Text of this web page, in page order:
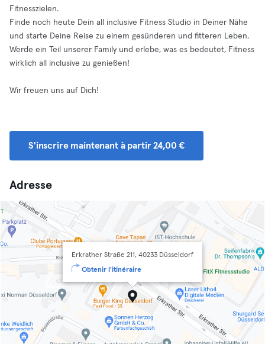
Fitnesszielen.
Finde noch heute Dein all inclusive Fitness Studio in Deiner Nähe
und starte Deine Reise zu einem gesünderen und fitteren Leben.
Werde ein Teil unserer Family und erlebe, was es bedeutet, Fitness
wirklich all inclusive zu genießen!
Wir freuen uns auf Dich!
S'inscrire maintenant à partir 24,00 €
Adresse
Erkrather Straße 211, 40233 Düsseldorf
Obtenir l'itinéraire